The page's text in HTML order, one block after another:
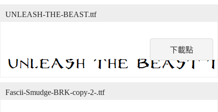
下載點
UNLEASH-THE-BEAST.ttf
Fascii-Smudge-BRK-copy-2-.ttf